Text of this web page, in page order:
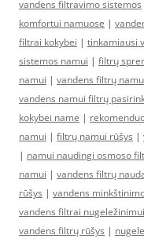
vandens filtravimo sistemos
komfortui namuose |
filtrai kokybei | tinkamiausi
sistemos namui | filtrų
namui | vandens filtrų
vandens namui filtrų
kokybei name |
namui | filtrų namui rūšys |
| namui naudingi osmoso
namui | vandens filtrų
rūšys | vandens
vandens filtrai nugeležinimui
vandens filtrų rūšys |